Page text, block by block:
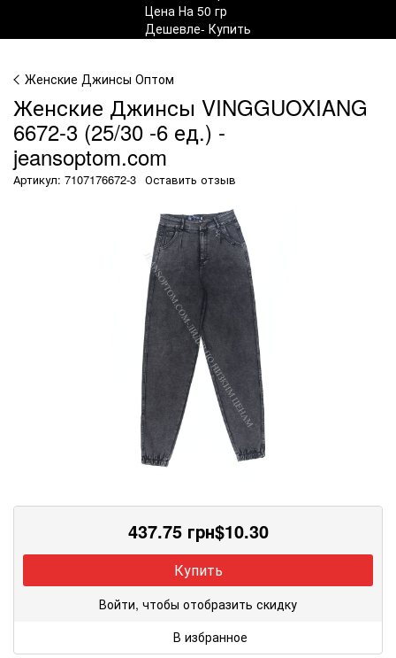
Женские Джинсы Оптом
Женские Джинсы VINGGUOXIANG
6672-3 (25/30 -6 ед.) -
jeansoptom.com
Артикул: 7107176672-3 Оставить отзыв
437.75грн$10.30
Купить
Войти, чтобы отобразить скидку
В избранное